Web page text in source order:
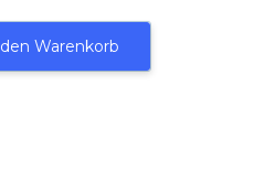
Warenkorb